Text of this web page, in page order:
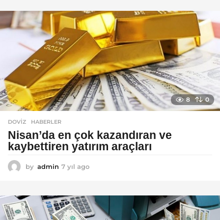
l
a
g
o
8 0
DOVIZ ,HABERLER
Nisan’da en çok kazandıran ve
kaybettiren yatırım araçları
by admin 7 yıl ago
l
a
g